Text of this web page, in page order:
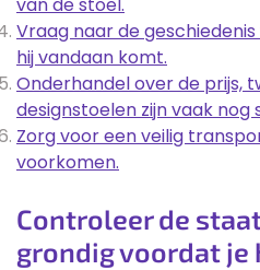
Vraag naar de
hij vandaan komt.
Onderhandel over de prijs,
designstoelen zijn vaak nog
Zorg voor een veilig
voorkomen.
Controleer de
grondig voordat je